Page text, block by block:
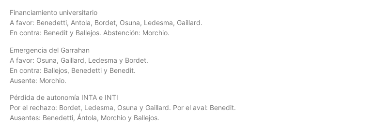
Financiamiento universitario
A favor: Benedetti, Antola, Bordet, Osuna, Ledesma, Gaillard.
En contra: Benedit y Ballejos. Abstención: Morchio.
Emergencia del Garrahan
A favor: Osuna, Gaillard, Ledesma y Bordet.
En contra: Ballejos, Benedetti y Benedit.
Ausente: Morchio.
Pérdida de autonomía INTA e INTI
Por el rechazo: Bordet, Ledesma, Osuna y Gaillard. Por el aval: Benedit.
Ausentes: Benedetti, Ántola, Morchio y Ballejos.